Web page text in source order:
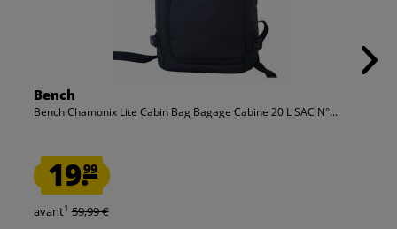
Bench
Bench Chamonix Lite Cabin Bag Bagage Cabine 20 L SAC N°...
19.99
avant1 59,99 €